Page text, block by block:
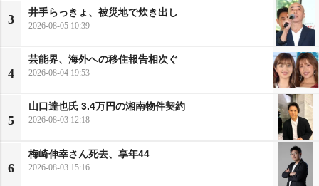
3
井手らっきょ、被災地で炊き出し
2026-08-05 10:39
4
芸能界、海外への移住報告相次ぐ
2026-08-04 19:53
5
山口達也氏 3.4万円の湘南物件契約
2026-08-03 12:18
6
梅崎伸幸さん死去、享年44
2026-08-03 15:16